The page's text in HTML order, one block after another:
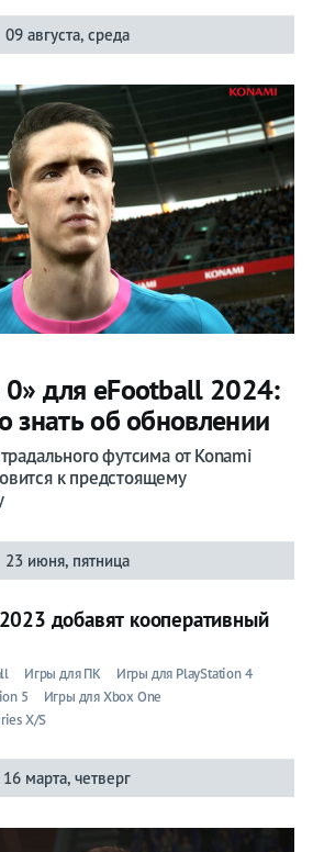
09 августа, среда
0» для eFootball 2024:
знать об обновлении
футсима от Konami
к предстоящему
23 июня, пятница
добавят кооперативный
Игры для ПК
Игры для PlayStation 4
5
Игры для Xbox One
X/S
16 марта, четверг